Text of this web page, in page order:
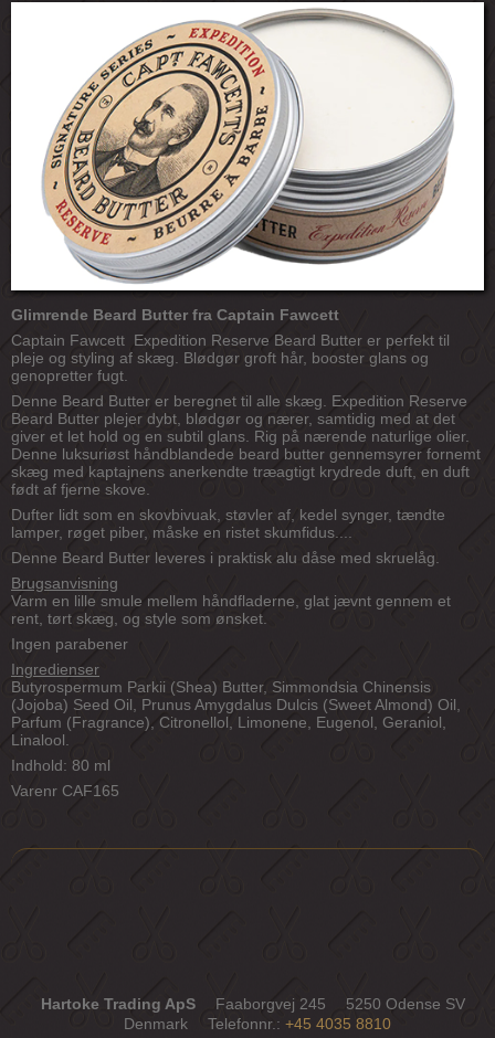
Glimrende Beard Butter fra Captain Fawcett
Captain Fawcett Expedition Reserve Beard Butter er perfekt til
pleje og styling af skæg. Blødgør groft hår, booster glans og
genopretter fugt.
Denne Beard Butter er beregnet til alle skæg. Expedition Reserve
Beard Butter plejer dybt, blødgør og nærer, samtidig med at det
giver et let hold og en subtil glans. Rig på nærende naturlige olier.
Denne luksuriøst håndblandede beard butter gennemsyrer fornemt
skæg med kaptajnens anerkendte træagtigt krydrede duft, en duft
født af fjerne skove.
Dufter lidt som en skovbivuak, støvler af, kedel synger, tændte
lamper, røget piber, måske en ristet skumfidus....
Denne Beard Butter leveres i praktisk alu dåse med skruelåg.
Brugsanvisning
Varm en lille smule mellem håndfladerne, glat jævnt gennem et
rent, tørt skæg, og style som ønsket.
Ingen parabener
Ingredienser
Butyrospermum Parkii (Shea) Butter, Simmondsia Chinensis
(Jojoba) Seed Oil, Prunus Amygdalus Dulcis (Sweet Almond) Oil,
Parfum (Fragrance), Citronellol, Limonene, Eugenol, Geraniol,
Linalool.
Indhold: 80 ml
Varenr CAF165
Hartoke Trading ApS Faaborgvej 245
5250 Odense SV
Denmark
Telefonnr. : +45 4035 8810